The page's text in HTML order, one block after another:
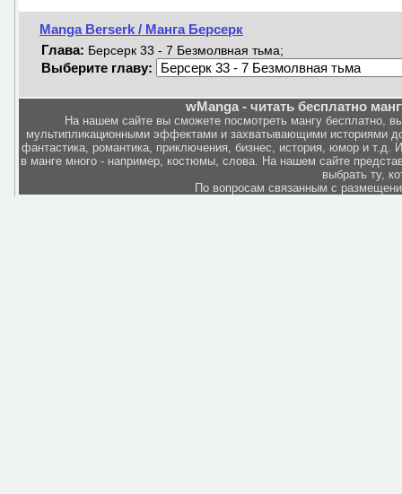
Manga Berserk / Манга Берсерк
Глава: Берсерк 33 - 7 Безмолвная тьма;
Выберите главу:
wManga - читать бесплатно
На нашем сайте вы сможете посмотреть мангу бесплатно,
мультипликационными эффектами и захватывающими историями
фантастика, романтика, приключения, бизнес, история, юмор и
в манге много - например, костюмы, слова. На нашем сайте
выбрать ту,
По вопросам связанным с